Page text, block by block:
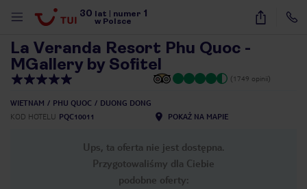
30 lat numer 1
w Polsce
26
La Veranda Resort Phu Quoc -
MGallery by Sofitel
(1749 opinii)
WIETNAM PHU QUOC
DUONG DONG
KOD HOTELU PQC10011 POKAŻ NA MAPIE
Ups, ta oferta nie jest dostępna.
Przygotowaliśmy dla Ciebie
podobne oferty: